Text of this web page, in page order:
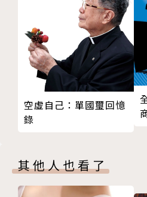
05 削皮的芭樂蓮霧
06 與身體裡的老哥對話
07 感冒了
08 心臟切片
09 創傷症候群
10 都市叢林的車禍
11 十一樓，讓我心悸的奏鳴
01 因緣俱足
02 練字練心
空虛自己：單國璽回憶
錄
其他人也看了